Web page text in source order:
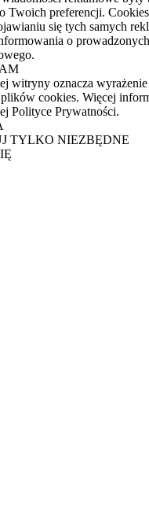
Twoich preferencji.
się tych samych
o
witryny oznacza
cookies. Więcej
Polityce Prywatności.
TYLKO NIEZBĘDNE